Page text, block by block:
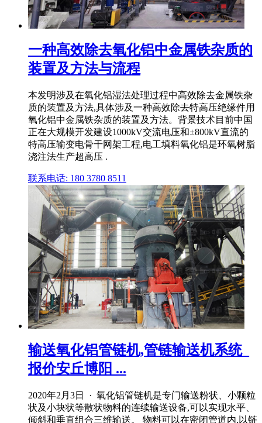
一种高效除去氧化铝中金属铁杂质的
装置及方法与流程
本发明涉及在氧化铝湿法处理过程中高效除去金属铁杂
质的装置及方法,具体涉及一种高效除去特高压绝缘件用
氧化铝中金属铁杂质的装置及方法。背景技术目前中国
正在大规模开发建设1000kV交流电压和±800kV直流的
特高压输变电骨干网架工程,电工填料氧化铝是环氧树脂
浇注法生产超高压 .
联系电话: 180 3780 8511
输送氧化铝管链机,管链输送机系统_
报价安丘博阳 ...
2020年2月3日 · 氧化铝管链机是专门输送粉状、小颗粒
状及小块状等散状物料的连续输送设备,可以实现水平、
倾斜和垂直组合三维输送。 物料可以在密闭管道内,以链